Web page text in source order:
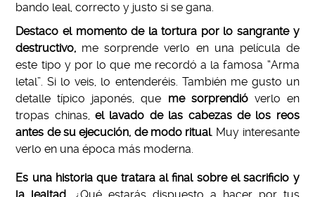
bando leal, correcto y justo si se gana.
Destaco el momento de la tortura por lo sangrante y
destructivo, me sorprende verlo en una película de
este tipo y por lo que me recordó a la famosa “Arma
letal”. Si lo veis, lo entenderéis. También me gusto un
detalle típico japonés, que me sorprendióverlo en
tropas chinas,el lavado de las cabezas de los reos
antes de su ejecución, de modo ritual. Muy interesante
verlo en una época más moderna.
Es una historia que tratara al final sobre el sacrificio y